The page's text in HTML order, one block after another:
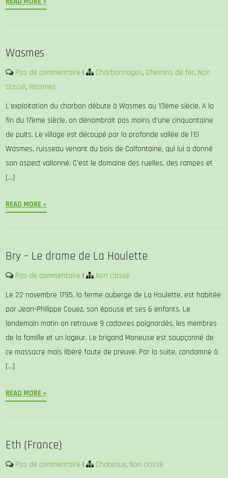
Wasmes
Pas de commentaire | Charbonnages, Chemins de fer, Non
classé,Wasmes
L’exploitation du charbon débute à Wasmes au 13ème siècle. A la
fin du 17ème siècle, on dénombrait pas moins d’une cinquantaine
de puits. Le village est découpé par la profonde vallée de l’El
Wasmes, ruisseau venant du bois de Colfontaine, qui lui a donné
son aspect vallonné. C’est le domaine des ruelles, des rampes et
[…]
READ MORE »
Bry – Le drame de La Houlette
Pas de commentaire |
Non classé
Le 22 novembre 1795, la ferme auberge de La Houlette, est habitée
par Jean-Philippe Couez, son épouse et ses 6 enfants. Le
lendemain matin on retrouve 9 cadavres poignardés, les membres
de la famille et un logeur. Le brigand Moneuse est soupçonné de
ce massacre mais libéré faute de preuve. Par la suite, condamné à
[…]
READ MORE »
Eth (France)
Pas de commentaire | Chateaux, Non classé